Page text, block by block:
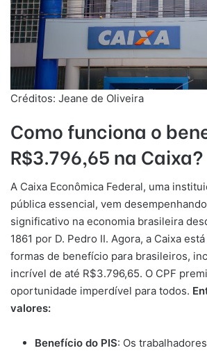
Créditos: Jeane de Oliveira
Como funciona o
R$3.796,65 na Caixa?
A Caixa Econômica Federal, uma
pública essencial, vem
significativo na economia brasileira
1861 por D. Pedro II. Agora, a Caixa
formas de benefício para brasileiros,
incrível de até R$3.796,65. O CPF
oportunidade imperdível para todos.
valores:
Benefício do PIS: Os